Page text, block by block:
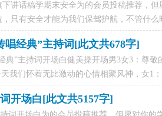
讲话稿学期末安全为的会员投稿推荐，
只有安全才能为我们保驾护航，不管什么
唱经典”主持词[此文共678字]
典”主持词开场白健美操开场男3女3：尊
我们怀着无比激动的心情相聚风神，女1
开场白[此文共5157字]